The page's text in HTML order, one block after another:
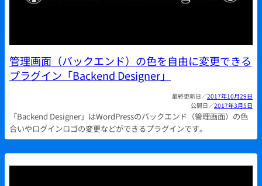
管理画面（バックエンド）の色を自由に変更できる
プラグイン「Backend Designer」
2017年10月29日
2017年3月5日
「Backend Designer」はWordPressのバックエンド（管理画面）の色
合いやログインロゴの変更などができるプラグインです。